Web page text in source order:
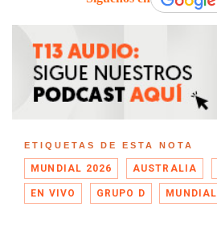
ETIQUETAS DE ESTA NOTA
MUNDIAL 2026 AUSTRALIA
EN VIVO GRUPO D MUNDIAL